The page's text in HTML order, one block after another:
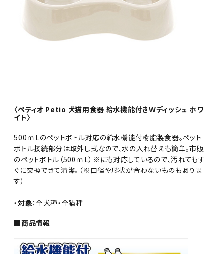
〈ペティオ Petio 犬猫用食器 給水機能付きＷディッシュ ホワ
イト〉
500ｍＬのペットボトル対応の給水機能付樹脂製食器。ペット
ボトル接続部分は取外し式なので、水の入れ替えも簡単。市販
のペットボトル（500ｍＬ）※にも対応しているので、汚れてもす
ぐに交換できて清潔。（※口径や形状が合わないものもありま
す）
・対象：全犬種・全猫種
■商品情報